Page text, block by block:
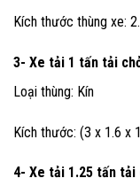
Kích thước thùng xe:
3- Xe tải 1 tấn tải
Loại thùng: Kín
Kích thước: (3 x 1.6 x
4- Xe tải 1.25 tấn tải